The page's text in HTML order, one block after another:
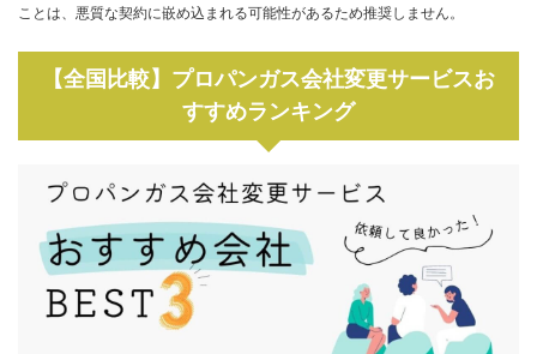
ことは、悪質な契約に嵌め込まれる可能性があるため推奨しません。
【全国比較】プロパンガス会社変更サービスお
すすめランキング